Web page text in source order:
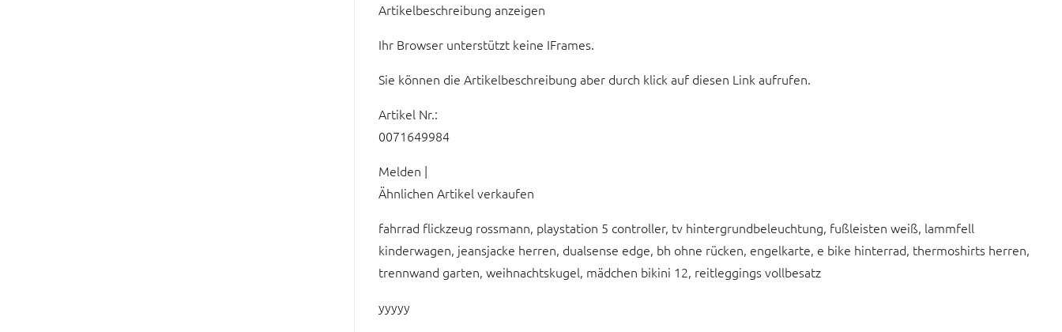
Artikelbeschreibung anzeigen
Ihr Browser unterstützt keine IFrames.
Sie können die Artikelbeschreibung aber durch klick auf diesen Link aufrufen.
Artikel Nr.:
0071649984
Melden |
Ähnlichen Artikel verkaufen
fahrrad flickzeug rossmann, playstation 5 controller, tv hintergrundbeleuchtung, fußleisten weiß, lammfell
kinderwagen, jeansjacke herren, dualsense edge, bh ohne rücken, engelkarte, e bike hinterrad, thermoshirts herren,
trennwand garten, weihnachtskugel, mädchen bikini 12, reitleggings vollbesatz
yyyyy